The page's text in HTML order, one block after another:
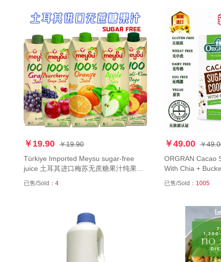
￥19.90 ￥19.90
Türkiye Imported Meysu sugar-free
juice 土耳其进口梅苏无蔗糖果汁纯果汁
已售/Sold： 4
￥49.00 ￥
ORGRAN Cacao Sugar Free Cookies
With Chia +
已售/Sold： 1005